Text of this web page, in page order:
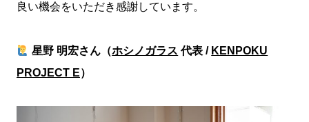
良い機会をいただき感謝しています。
星野 明宏さん（ホシノガラス 代表 / KENPOKU
PROJECT E）